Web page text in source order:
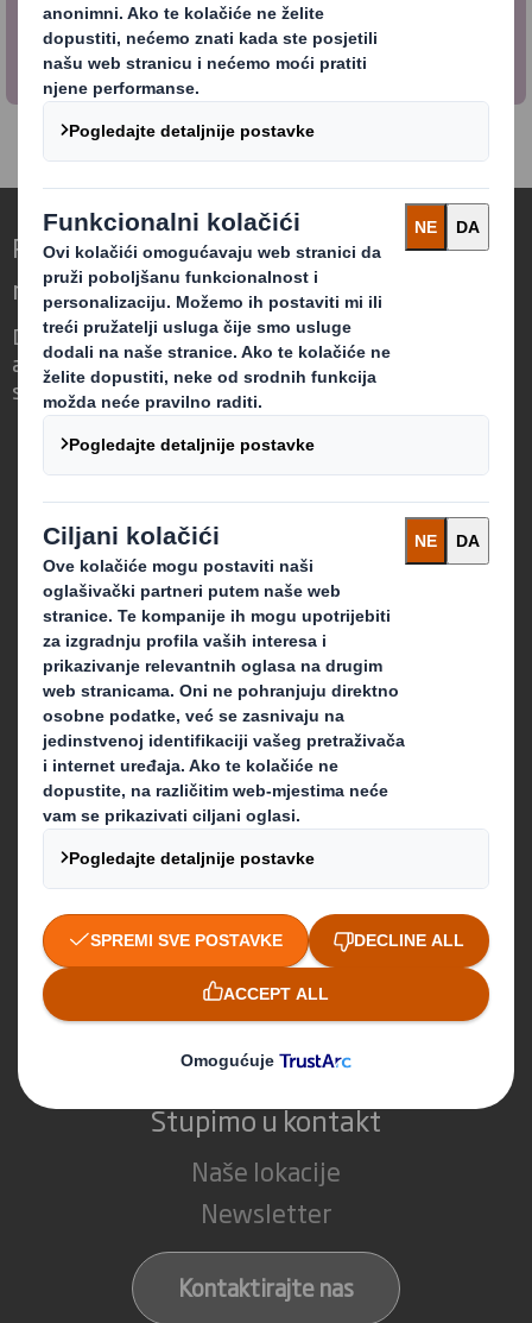
Dvanaest stvari koje možete učiniti.
Redefiniranje ambalaže za svijet koji se
mijenja
Drugačiji smo jer vidimo priliku u tome što
ambalaža može imati ključnu ulogu u
svijetu koji se mijenja.
Tko smo
O kompaniji DS Smith
O kompaniji International Paper
O integraciji kompanija IP i DS Smith
Održivost
Mediji
Karijera
Što radimo
Ambalažna rješenja
Proizvodi od papira
Usluge recikliranja
Stupimo u kontakt
Naše lokacije
Newsletter
Kontaktirajte nas